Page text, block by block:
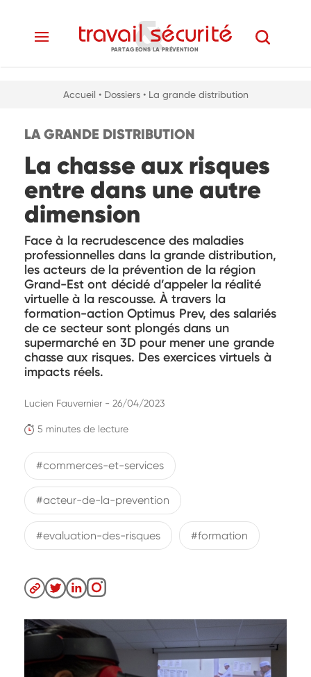
PARTAGEONS LA PRÉVENTION
Accueil • Dossiers • La grande distribution
LA GRANDE DISTRIBUTION
La chasse aux risques
entre dans une autre
dimension
Face à la recrudescence des maladies
professionnelles dans la grande distribution,
les acteurs de la prévention de la région
Grand-Est ont décidé d’appeler la réalité
virtuelle à la rescousse. À travers la
formation-action Optimus Prev, des salariés
de ce secteur sont plongés dans un
supermarché en 3D pour mener une grande
chasse aux risques. Des exercices virtuels à
impacts réels.
5 minutes de lecture
Lucien Fauvernier - 26/04/2023
#commerces-et-services
#acteur-de-la-prevention
#evaluation-des-risques #formation